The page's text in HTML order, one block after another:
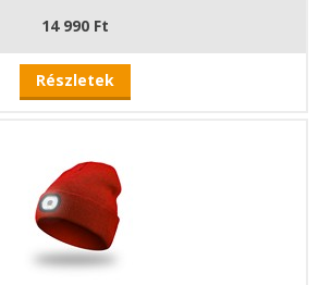
14 990 Ft
Részletek